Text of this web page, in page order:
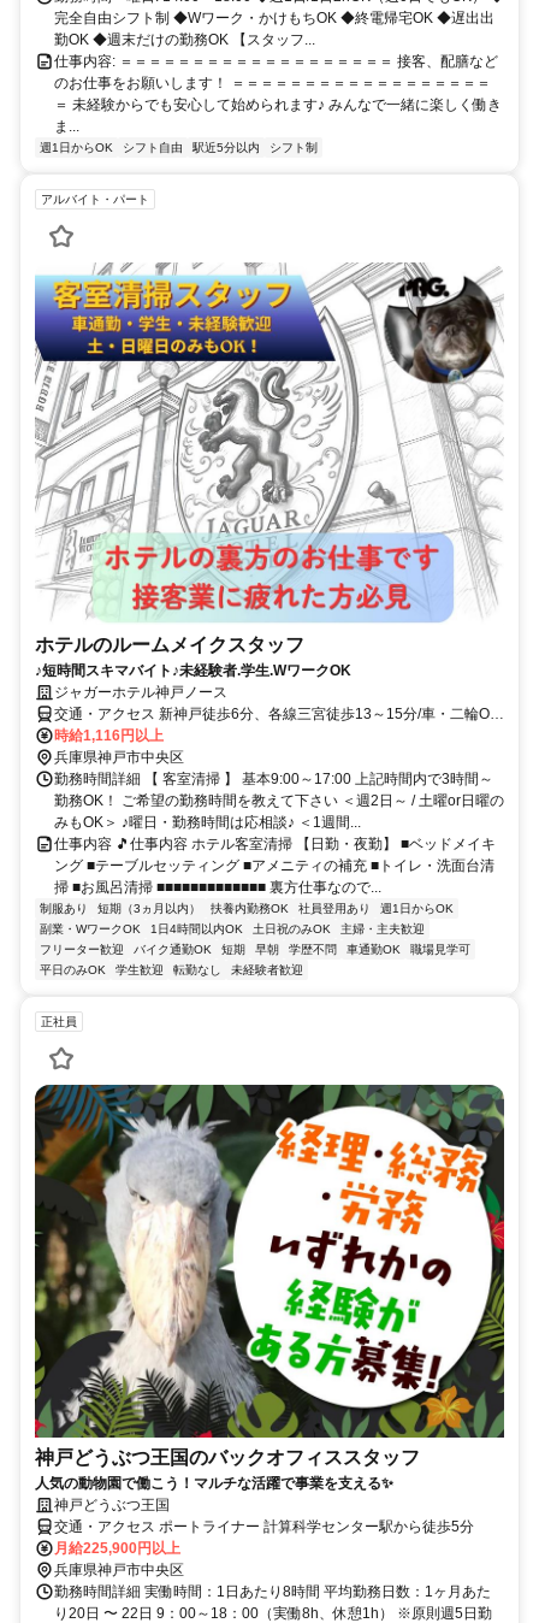
完全自由シフト制 ◆Wワーク・かけもちOK ◆終電帰宅OK ◆遅出出
勤OK ◆週末だけの勤務OK 【スタッフ...
仕事内容: ＝＝＝＝＝＝＝＝＝＝＝＝＝＝＝＝＝＝＝ 接客、配膳など
のお仕事をお願いします！ ＝＝＝＝＝＝＝＝＝＝＝＝＝＝＝＝＝＝
＝ 未経験からでも安心して始められます♪ みんなで一緒に楽しく働き
ま...
週1日からOK シフト自由 駅近5分以内 シフト制
アルバイト・パート
ホテルのルームメイクスタッフ
♪短時間スキマバイト♪未経験者.学生.WワークOK
ジャガーホテル神戸ノース
交通・アクセス 新神戸徒歩6分、各線三宮徒歩13～15分/車・二輪OK/
交通費規定支給
時給1,116円以上
兵庫県神戸市中央区
勤務時間詳細 【 客室清掃 】 基本9:00～17:00 上記時間内で3時間～
勤務OK！ ご希望の勤務時間を教えて下さい ＜週2日～ / 土曜or日曜の
みもOK＞ ♪曜日・勤務時間は応相談♪ ＜1週間...
仕事内容 🎵仕事内容 ホテル客室清掃 【日勤・夜勤】 ■ベッドメイキ
ング ■テーブルセッティング ■アメニティの補充 ■トイレ・洗面台清
掃 ■お風呂清掃 ■■■■■■■■■■■■■ 裏方仕事なので...
制服あり 短期（3ヵ月以内） 扶養内勤務OK 社員登用あり
週1日からOK
副業・WワークOK
1日4時間以内OK 土日祝のみOK
主婦・主夫歓迎
フリーター歓迎
バイク通勤OK 短期 早朝 学歴不問 車通勤OK
職場見学可
平日のみOK
学生歓迎 転勤なし 未経験者歓迎
正社員
神戸どうぶつ王国のバックオフィススタッフ
人気の動物園で働こう！マルチな活躍で事業を支える✨
神戸どうぶつ王国
交通・アクセス ポートライナー 計算科学センター駅から徒歩5分
月給225,900円以上
兵庫県神戸市中央区
勤務時間詳細 実働時間：1日あたり8時間 平均勤務日数：1ヶ月あた
り20日 〜 22日 9：00～18：00（実働8h、休憩1h） ※原則週5日勤